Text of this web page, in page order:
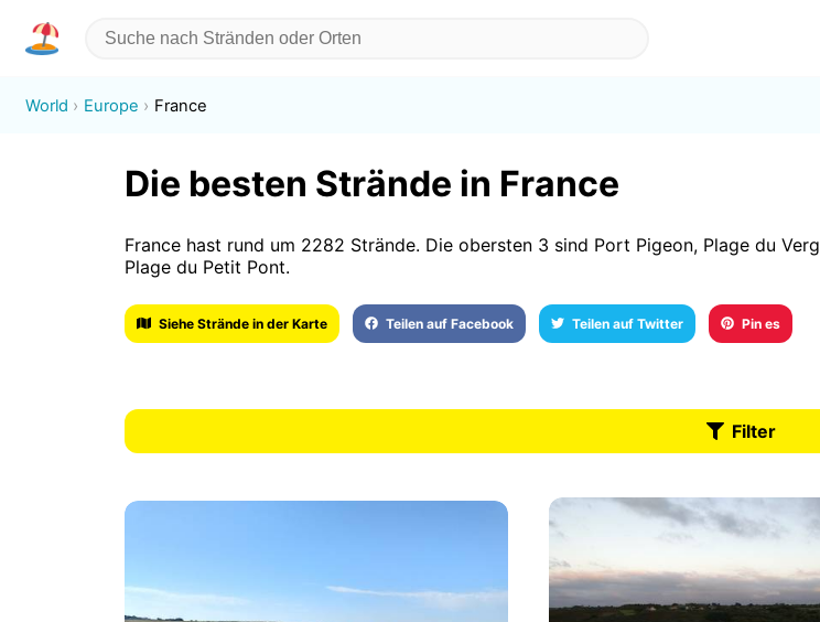
World Europe France
Die besten Strände in France
France hast rund um 2282 Strände. Die obersten 3 sind Port Pigeon, Plage du
Plage du Petit Pont.
Siehe Strände in der Karte Teilen auf Facebook Teilen auf Twitter Pin es
Filter